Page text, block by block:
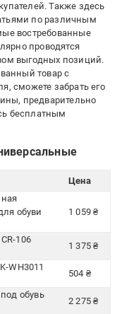
Также здесь
по различным
востребованные
проводятся
выгодных позиций.
товар с
сможете забрать его
предварительно
бесплатным
Цена
обуви
1 059 ₴
106
1 375 ₴
WH3011
504 ₴
обувь
2 275 ₴